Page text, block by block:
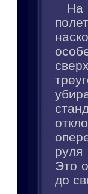
На
руля
Это
до